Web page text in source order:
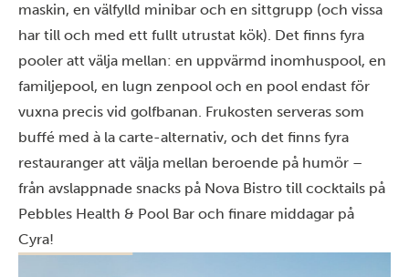
maskin, en välfylld minibar och en sittgrupp (och vissa
har till och med ett fullt utrustat kök). Det finns fyra
pooler att välja mellan: en uppvärmd inomhuspool, en
familjepool, en lugn zenpool och en pool endast för
vuxna precis vid golfbanan. Frukosten serveras som
buffé med à la carte-alternativ, och det finns fyra
restauranger att välja mellan beroende på humör –
från avslappnade snacks på Nova Bistro till cocktails på
Pebbles Health & Pool Bar och finare middagar på
Cyra!